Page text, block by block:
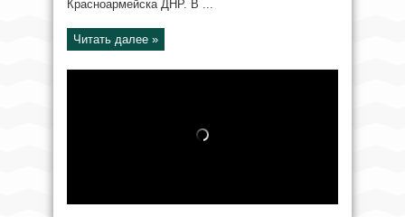
Красноармейска ДНР. В ...
Читать далее »